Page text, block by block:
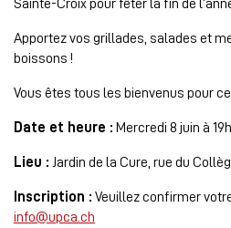
Sainte-Croix pour fêter la fin de
Apportez vos grillades, salades et
boissons !
Vous êtes tous les bienvenus pour
Date et heure : Mercredi 8 juin à
Lieu : Jardin de la Cure, rue du
Inscription : Veuillez confirmer
info@upca.ch